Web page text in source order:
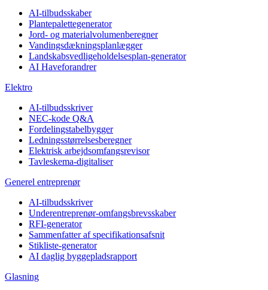
AI-tilbudsskaber
Plantepalettegenerator
Jord- og materialvolumenberegner
Vandingsdækningsplanlægger
Landskabsvedligeholdelsesplan-generator
AI Haveforandrer
Elektro
AI-tilbudsskriver
NEC-kode Q&A
Fordelingstabelbygger
Ledningsstørrelsesberegner
Elektrisk arbejdsomfangsrevisor
Tavleskema-digitaliser
Generel entreprenør
AI-tilbudsskriver
Underentreprenør-omfangsbrevsskaber
RFI-generator
Sammenfatter af specifikationsafsnit
Stikliste-generator
AI daglig byggepladsrapport
Glasning